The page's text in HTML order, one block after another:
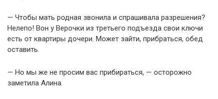
— Чтобы мать родная звонила и спрашивала разрешения?
Нелепо! Вон у Верочки из третьего подъезда свои ключи
есть от квартиры дочери. Может зайти, прибраться, обед
оставить.
— Но мы же не просим вас прибираться, — осторожно
заметила Алина.